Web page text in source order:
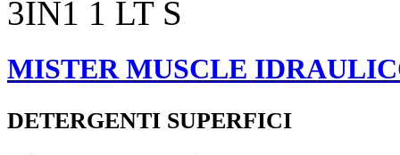
MISTER MUSCLE
DETERGENTI SUPERFICI